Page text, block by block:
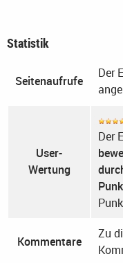
Statistik
Seitenaufrufe
Der
User-
Wertung
Der
Kommentare
Zu